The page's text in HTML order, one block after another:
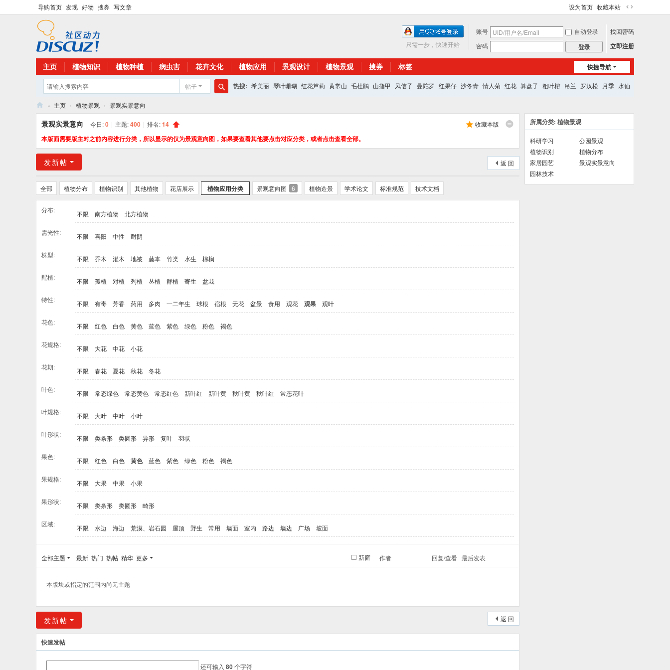
导购首页 发现 好物 搜券 写文章 设为首页 收藏本站
切
到
宽
版
账号 自动登录
找回密码
密码
登录 立即注册
只需一步，快速开始
快捷导航
主页 植物知识 植物种植 病虫害 花卉文化 植物应用 景观设计 植物景观 搜券 标签
帖子
索
热搜: 希美丽 琴叶珊瑚 红花芦莉 黄常山 毛杜鹃 山指甲 风信子 曼陀罗 红果仔 沙冬青 情人菊 红花 算盘子 粗叶榕 吊兰 罗汉松 月季 水仙
花
植
» 主页 › 植物景观 › 景观实景意向
收藏本版
景观实景意向 今日:0 | 主题:400 | 排名:14
本版面需要版主对之前内容进行分类，所以显示的仅为景观意向图，如果要查看其他要点击对应分类，或者点击查看全部。
返 回
发新帖
全部 植物分布 植物识别 其他植物 花店展示 植物应用分类 景观意向图 6 植物造景 学术论文 标准规范 技术文档
分布: 不限 南方植物 北方植物
需光性: 不限 喜阳 中性 耐阴
株型: 不限 乔木 灌木 地被 藤本 竹类 水生 棕榈
配植: 不限 孤植 对植 列植 丛植 群植 寄生 盆栽
特性: 不限 有毒 芳香 药用 多肉 一二年生 球根 宿根 无花 盆景 食用 观花 观果 观叶
花色: 不限 红色 白色 黄色 蓝色 紫色 绿色 粉色 褐色
花规格: 不限 大花 中花 小花
花期: 不限 春花 夏花 秋花 冬花
叶色: 不限 常态绿色 常态黄色 常态红色 新叶红 新叶黄 秋叶黄 秋叶红 常态花叶
叶规格: 不限 大叶 中叶 小叶
叶形状: 不限 类条形 类圆形 异形 复叶 羽状
果色: 不限 红色 白色 黄色 蓝色 紫色 绿色 粉色 褐色
果规格: 不限 大果 中果 小果
果形状: 不限 类条形 类圆形 畸形
区域: 不限 水边 海边 荒漠、岩石园 屋顶 野生 常用 墙面 室内 路边 墙边 广场 坡面
新窗
全部主题 最新 热门 热帖 精华 更多 作者 回复/查看 最后发表
本版块或指定的范围内尚无主题
返 回
发新帖
快速发帖
还可输入 80个字符
所属分类: 植物景观
科研学习
公园景观
植物识别
植物分布
家居园艺
景观实景意向
园林技术